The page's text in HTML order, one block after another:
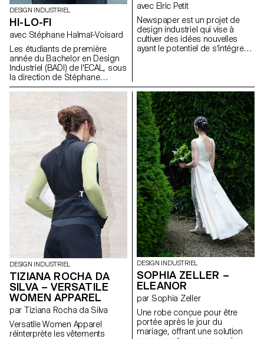
DESIGN INDUSTRIEL
HI-LO-FI
avec Stéphane Halmaï-Voisard
Les étudiants de première
année du Bachelor en Design
Industriel (BADI) de l'ECAL, sous
la direction de Stéphane
Halmaï-Voisard, responsable
du BADI, se sont lancés dans
un projet visant à concevoir
leurs propres interprétations
uniques d'une enceinte
Bluetooth. Ce projet a mis les
étudiants au défi de travailler de
manière créative dans les
contraintes d'un kit existant de
composants techniques, les
incitant à explorer des
approches innovantes en
termes de forme, de matérialité
et de fonctionnalité.
avec Elric Petit
Newspaper est un projet de
design industriel qui vise à
cultiver des idées nouvelles
ayant le potentiel de s'intégrer
direction d'Elric Petit, chaque
étudiant a eu la possibilité
d'explorer un sujet choisi, en
exprimant ses affinités et ses
intérêts personnels, ce qui a
permis d'améliorer l'expérience
globale du projet. Dans l'esprit
de la pluridisciplinarité, les
étudiants ont participé à un
atelier d'écriture avec un
journaliste professionnel, qui a
débouché sur 25 articles
rédigés par les étudiants sur
leurs projets individuels,
rassemblés dans un journal
imprimé.
DESIGN INDUSTRIEL
TIZIANA ROCHA DA
SILVA – VERSATILE
WOMEN APPAREL
par Tiziana Rocha da Silva
Versatile Women Apparel
réinterprète les vêtements
DESIGN INDUSTRIEL
SOPHIA ZELLER –
ELEANOR
par Sophia Zeller
Une robe conçue pour être
portée après le jour du
mariage, offrant une solution